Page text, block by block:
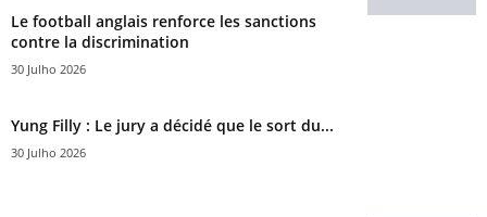
Le football anglais renforce les sanctions
contre la discrimination
30 Julho 2026
Yung Filly : Le jury a décidé que le sort du...
30 Julho 2026